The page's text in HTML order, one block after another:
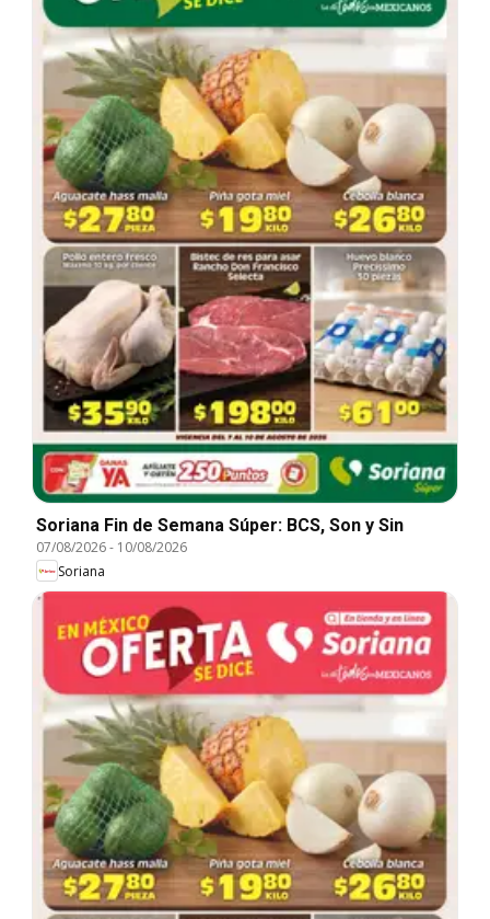
Soriana Fin de Semana Súper: BCS, Son y Sin
07/08/2026- 10/08/2026
Soriana